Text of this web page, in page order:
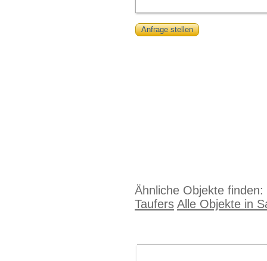
Anfrage stellen
Ähnliche Objekte finden:
Taufers Alle Objekte in